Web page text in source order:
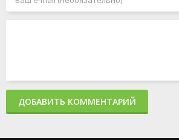
ДОБАВИТЬ КОММЕНТАРИЙ